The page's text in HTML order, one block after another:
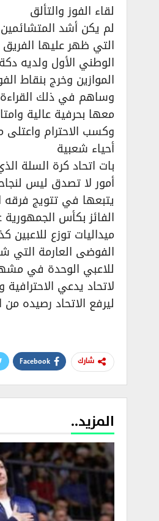
لقاء الفوز والتألق
لم يكن أشد
التي ظهر عليها
الوطني الأول ولديه
الموازين وخرج بنقاط
وساهم في ذلك
معها بحرفية عالية
وكسب الاحترام واعتلى
أحياء شعبية
بات اتحاد كرة السلة
أمور لا تصدق ليس
يتبعها في تتويج فرقه
الفائز بكأس
ميداليات توزع
الفوضى العارمة التي
للاعبي الوحدة في
لاتحاد يدعي
ليرفع الاتحاد رصيده
شارك Facebook
المزيد..